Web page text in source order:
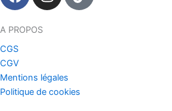
e
b
o
o
k
r
a
A PROPOS
CGS
CGV
Mentions légales
Politique de cookies